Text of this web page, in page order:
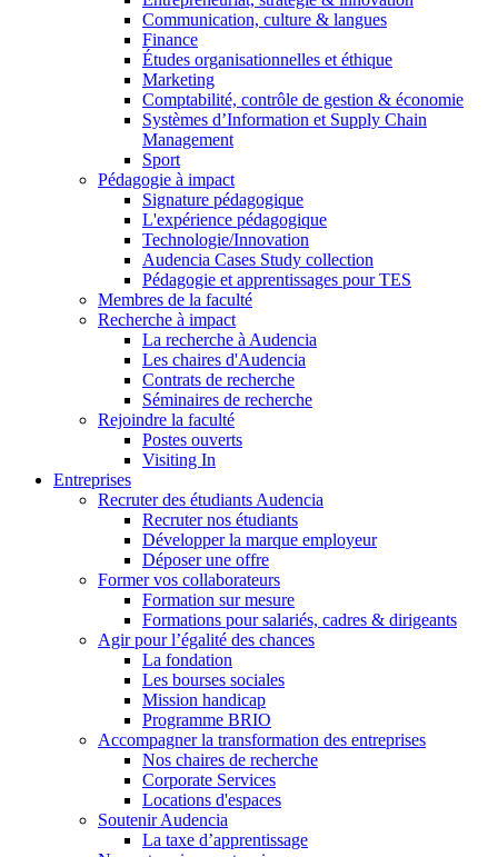
Communication, culture & langues
Finance
Études organisationnelles et éthique
Marketing
Comptabilité, contrôle de gestion & économie
Systèmes d’Information et Supply Chain
Management
Sport
Pédagogie à impact
Signature pédagogique
L'expérience pédagogique
Technologie/Innovation
Audencia Cases Study collection
Pédagogie et apprentissages pour TES
Membres de la faculté
Recherche à impact
La recherche à Audencia
Les chaires d'Audencia
Contrats de recherche
Séminaires de recherche
Rejoindre la faculté
Postes ouverts
Visiting In
Entreprises
Recruter des étudiants Audencia
Recruter nos étudiants
Développer la marque employeur
Déposer une offre
Former vos collaborateurs
Formation sur mesure
Formations pour salariés, cadres & dirigeants
Agir pour l’égalité des chances
La fondation
Les bourses sociales
Mission handicap
Programme BRIO
Accompagner la transformation des entreprises
Nos chaires de recherche
Corporate Services
Locations d'espaces
Soutenir Audencia
La taxe d’apprentissage